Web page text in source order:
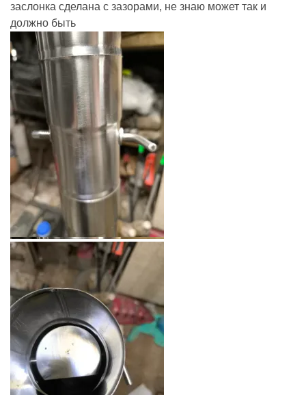
заслонка сделана с зазорами, не знаю может так и
должно быть